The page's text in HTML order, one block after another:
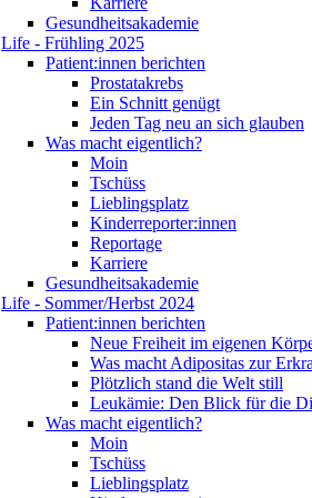
Gesundheitsakademie
Life - Frühling 2025
Patient:innen berichten
Prostatakrebs
Ein Schnitt genügt
Jeden Tag neu an sich glauben
Was macht eigentlich?
Moin
Tschüss
Lieblingsplatz
Kinderreporter:innen
Reportage
Karriere
Gesundheitsakademie
Life - Sommer/Herbst 2024
Patient:innen berichten
Neue Freiheit im eigenen
Was macht Adipositas zur
Plötzlich stand die Welt still
Leukämie: Den Blick für die
Was macht eigentlich?
Moin
Tschüss
Lieblingsplatz